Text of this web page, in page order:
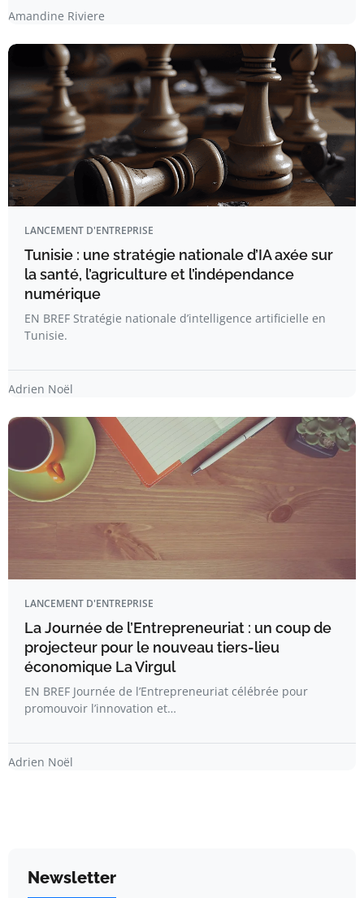
Amandine Riviere
LANCEMENT D'ENTREPRISE
Tunisie : une stratégie nationale d’IA axée sur
la santé, l’agriculture et l’indépendance
numérique
EN BREF Stratégie nationale d’intelligence artificielle en
Tunisie.
Adrien Noël
LANCEMENT D'ENTREPRISE
La Journée de l’Entrepreneuriat : un coup de
projecteur pour le nouveau tiers-lieu
économique La Virgul
EN BREF Journée de l’Entrepreneuriat célébrée pour
promouvoir l’innovation et…
Adrien Noël
Newsletter